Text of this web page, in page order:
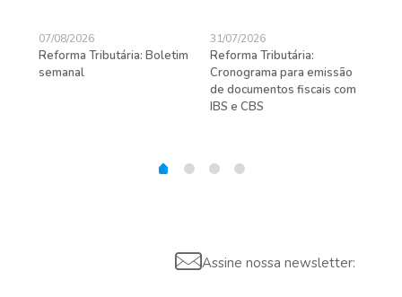
07/08/2026
Reforma Tributária: Boletim
semanal
31/07/2026
Reforma Tributária:
Cronograma para emissão
de documentos fiscais com
IBS e CBS
Assine nossa newsletter: